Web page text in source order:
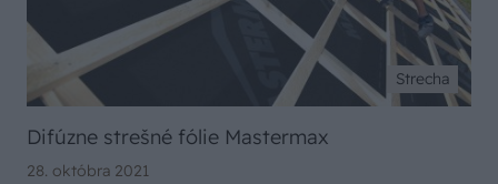
Strecha
Difúzne strešné fólie Mastermax
28. októbra 2021